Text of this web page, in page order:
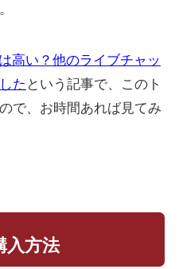
高い？他のライブチャッ
た という記事で、このト
で、お時間あれば見てみ
入方法